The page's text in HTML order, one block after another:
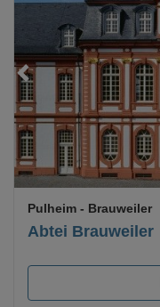
Abtei Brauweiler
Pulheim - Brauweiler